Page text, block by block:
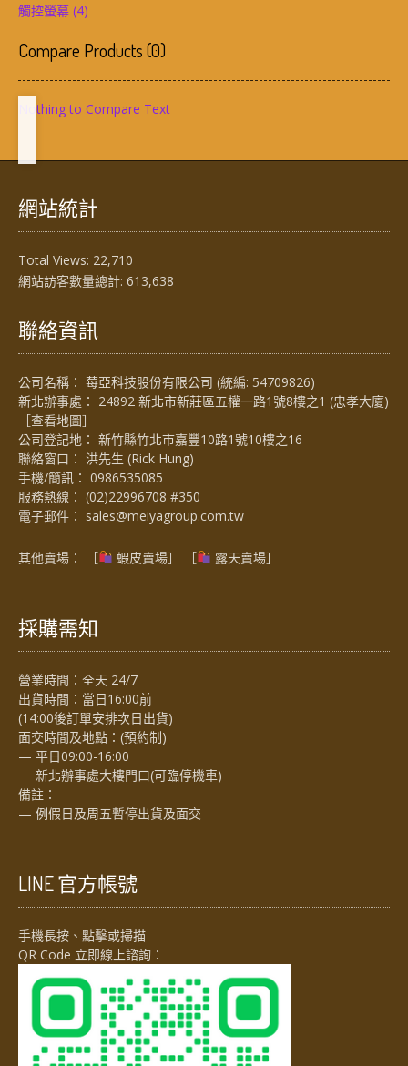
觸控螢幕 (4)
Compare Products(0)
Nothing to Compare Text
網站統計
Total Views: 22,710
網站訪客數量總計: 613,638
聯絡資訊
公司名稱： 莓亞科技股份有限公司 (統編: 54709826)
新北辦事處： 24892 新北市新莊區五權一路1號8樓之1 (忠孝大廈)
［查看地圖］
公司登記地： 新竹縣竹北市嘉豐10路1號10樓之16
聯絡窗口： 洪先生 (Rick Hung)
手機/簡訊： 0986535085
服務熱線： (02)22996708 #350
電子郵件： sales@meiyagroup.com.tw
其他賣場： ［ 蝦皮賣場］ ［ 露天賣場］
採購需知
營業時間：全天 24/7
出貨時間：當日16:00前
(14:00後訂單安排次日出貨)
面交時間及地點：(預約制)
— 平日09:00-16:00
— 新北辦事處大樓門口(可臨停機車)
備註：
— 例假日及周五暫停出貨及面交
LINE 官方帳號
手機長按、點擊或掃描
QR Code 立即線上諮詢：